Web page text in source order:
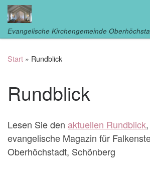
Zum Inhalt springen
Evangelische Kirchengemeinde
Start » Rundblick
Rundblick
Lesen Sie den aktuellen Rundblick
evangelische Magazin für
Oberhöchstadt, Schönberg